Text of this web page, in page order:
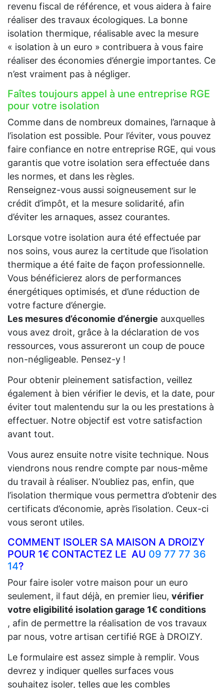
revenu fiscal de référence, et vous aidera à faire
réaliser des travaux écologiques. La bonne
isolation thermique, réalisable avec la mesure
« isolation à un euro » contribuera à vous faire
réaliser des économies d’énergie importantes. Ce
n’est vraiment pas à négliger.
Faîtes toujours appel à une entreprise RGE
pour votre isolation
Comme dans de nombreux domaines, l’arnaque à
l’isolation est possible. Pour l’éviter, vous pouvez
faire confiance en notre entreprise RGE, qui vous
garantis que votre isolation sera effectuée dans
les normes, et dans les règles.
Renseignez-vous aussi soigneusement sur le
crédit d’impôt, et la mesure solidarité, afin
d’éviter les arnaques, assez courantes.
Lorsque votre isolation aura été effectuée par
nos soins, vous aurez la certitude que l’isolation
thermique a été faite de façon professionnelle.
Vous bénéficierez alors de performances
énergétiques optimisés, et d’une réduction de
votre facture d’énergie.
Les mesures d’économie d’énergie auxquelles
vous avez droit, grâce à la déclaration de vos
ressources, vous assureront un coup de pouce
non-négligeable. Pensez-y !
Pour obtenir pleinement satisfaction, veillez
également à bien vérifier le devis, et la date, pour
éviter tout malentendu sur la ou les prestations à
effectuer. Notre objectif est votre satisfaction
avant tout.
Vous aurez ensuite notre visite technique. Nous
viendrons nous rendre compte par nous-même
du travail à réaliser. N’oubliez pas, enfin, que
l’isolation thermique vous permettra d’obtenir des
certificats d’économie, après l’isolation. Ceux-ci
vous seront utiles.
COMMENT ISOLER SA MAISON A DROIZY
POUR 1€ CONTACTEZ LE AU 09 77 77 36
14?
Pour faire isoler votre maison pour un euro
seulement, il faut déjà, en premier lieu, vérifier
votre eligibilité isolation garage 1€ conditions
, afin de permettre la réalisation de vos travaux
par nous, votre artisan certifié RGE à DROIZY.
Le formulaire est assez simple à remplir. Vous
devrez y indiquer quelles surfaces vous
souhaitez isoler, telles que les combles